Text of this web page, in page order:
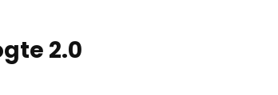
2.0